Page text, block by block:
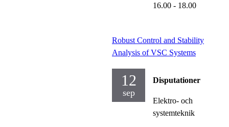
16.00 - 18.00
Robust Control and Stability
Analysis of VSC Systems
12
sep
Disputationer
Elektro- och
systemteknik